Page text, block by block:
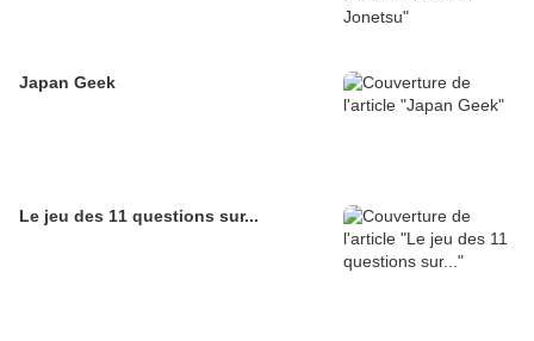
Japan Geek
Le jeu des 11 questions sur...